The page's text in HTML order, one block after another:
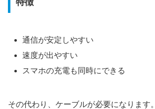
特徴
通信が安定しやすい
速度が出やすい
スマホの充電も同時にできる
その代わり、ケーブルが必要になります。